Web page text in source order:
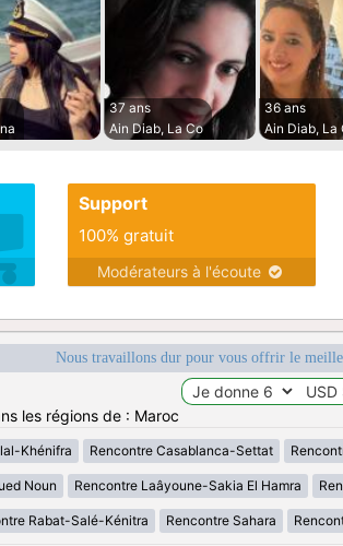
37 ans
Ain Diab, La Co
36 ans
Ain Diab, La
Support
100% gratuit
Modérateurs à l'écoute
Nous travaillons dur pour vous offrir le
les régions de : Maroc
Khénifra Rencontre Casablanca-Settat
Noun Rencontre Laâyoune-Sakia El Hamra
Rabat-Salé-Kénitra Rencontre Sahara